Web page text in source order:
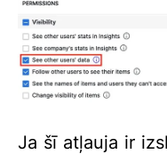
Ja šī atļauja ir